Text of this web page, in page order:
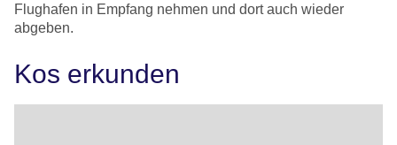
Flughafen in Empfang nehmen und dort auch wieder
abgeben.
Kos erkunden